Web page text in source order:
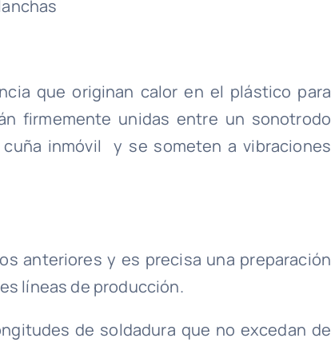
que originan calor en el plástico para
firmemente unidas entre un sonotrodo
inmóvil y se someten a vibraciones
anteriores y es precisa una preparación
líneas de producción.
de soldadura que no excedan de